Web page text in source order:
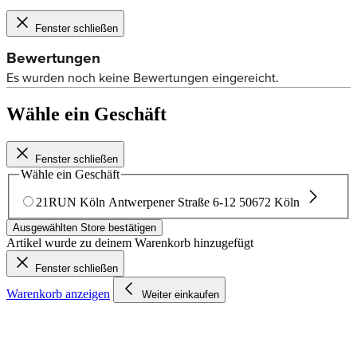
Fenster schließen
Wähle ein Geschäft
Fenster schließen
Wähle ein Geschäft
21RUN Köln Antwerpener Straße 6-12 50672 Köln
Ausgewählten Store bestätigen
Artikel wurde zu deinem Warenkorb hinzugefügt
Fenster schließen
Warenkorb anzeigen Weiter einkaufen